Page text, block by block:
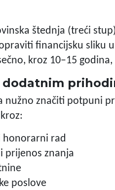
štednja (treći
financijsku sliku
kroz 10–15
dodatnim
nužno značiti potpuni
honorarni rad
prijenos znanja
poslove